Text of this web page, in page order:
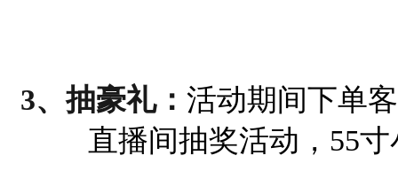
3、抽豪礼： 活动期间下单
直播间抽奖活动，55